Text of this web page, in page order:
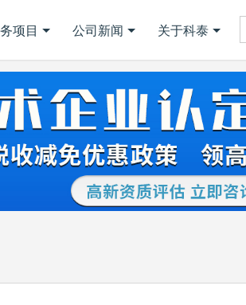
项目 公司新闻 关于科泰